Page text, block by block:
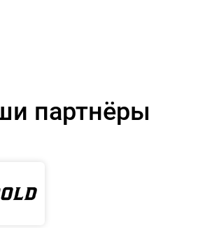
партнёры